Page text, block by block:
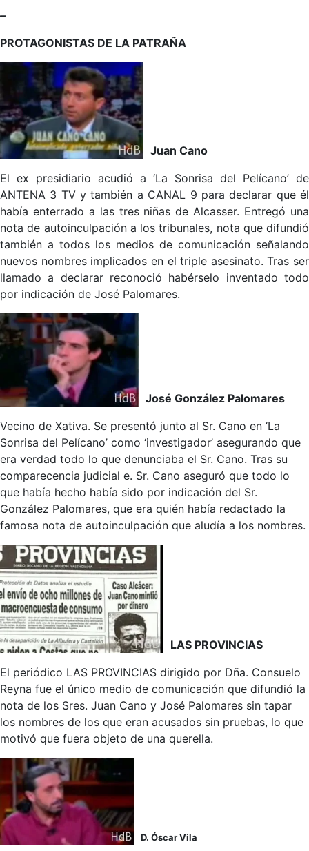
–
PROTAGONISTAS DE LA PATRAÑA
Juan Cano
El ex presidiario acudió a ‘La Sonrisa del Pelícano’ de
ANTENA 3 TV y también a CANAL 9 para declarar que él
había enterrado a las tres niñas de Alcasser. Entregó una
nota de autoinculpación a los tribunales, nota que difundió
también a todos los medios de comunicación señalando
nuevos nombres implicados en el triple asesinato. Tras ser
llamado a declarar reconoció habérselo inventado todo
por indicación de José Palomares.
José González Palomares
Vecino de Xativa. Se presentó junto al Sr. Cano en ‘La
Sonrisa del Pelícano’ como ‘investigador’ asegurando que
era verdad todo lo que denunciaba el Sr. Cano. Tras su
comparecencia judicial e. Sr. Cano aseguró que todo lo
que había hecho había sido por indicación del Sr.
González Palomares, que era quién había redactado la
famosa nota de autoinculpación que aludía a los nombres.
LAS PROVINCIAS
El periódico LAS PROVINCIAS dirigido por Dña. Consuelo
Reyna fue el único medio de comunicación que difundió la
nota de los Sres. Juan Cano y José Palomares sin tapar
los nombres de los que eran acusados sin pruebas, lo que
motivó que fuera objeto de una querella.
D. Óscar Vila